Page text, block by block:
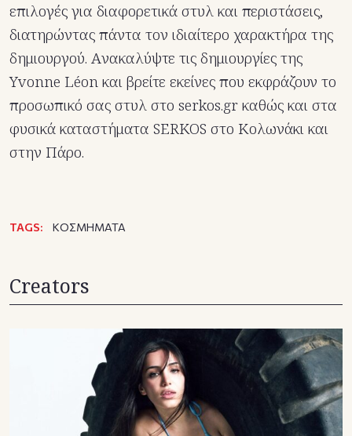
επιλογές για διαφορετικά στυλ και περιστάσεις,
διατηρώντας πάντα τον ιδιαίτερο χαρακτήρα της
δημιουργού. Aνακαλύψτε τις δημιουργίες της
Yvonne Léon και βρείτε εκείνες που εκφράζουν το
προσωπικό σας στυλ στο serkos.gr καθώς και στα
φυσικά καταστήματα SERKOS στο Κολωνάκι και
στην Πάρο.
TAGS: ΚΟΣΜΗΜΑΤΑ
Creators